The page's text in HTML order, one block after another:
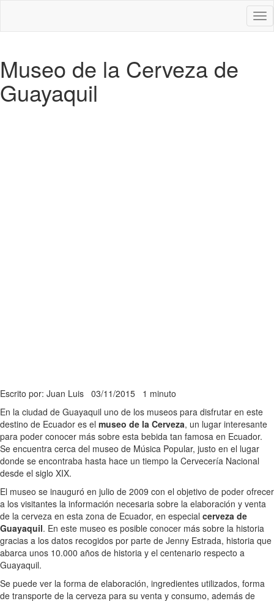
Museo de la Cerveza de
Guayaquil
Escrito por: Juan Luis 03/11/2015 1 minuto
En la ciudad de Guayaquil uno de los museos para disfrutar en este
destino de Ecuador es el museo de la Cerveza, un lugar interesante
para poder conocer más sobre esta bebida tan famosa en Ecuador.
Se encuentra cerca del museo de Música Popular, justo en el lugar
donde se encontraba hasta hace un tiempo la Cervecería Nacional
desde el siglo XIX.
El museo se inauguró en julio de 2009 con el objetivo de poder ofrecer
a los visitantes la información necesaria sobre la elaboración y venta
de la cerveza en esta zona de Ecuador, en especial cerveza de
Guayaquil. En este museo es posible conocer más sobre la historia
gracias a los datos recogidos por parte de Jenny Estrada, historia que
abarca unos 10.000 años de historia y el centenario respecto a
Guayaquil.
Se puede ver la forma de elaboración, ingredientes utilizados, forma
de transporte de la cerveza para su venta y consumo, además de